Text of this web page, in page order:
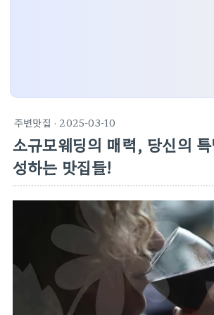
주변맛집 · 2025-03-10
소규모웨딩의 매력, 당신의
성하는 맛집들!